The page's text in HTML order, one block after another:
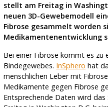
stellt am Freitag in
neuen 3D-Gewebemodell
Fibrose gesammelt worden
Medikamentenentwicklung
Bei einer Fibrose kommt es zu
Bindegewebes. InSphero hat
menschlichen Leber mit
Medikamente gegen Fibrose
Entsprechende Daten wird